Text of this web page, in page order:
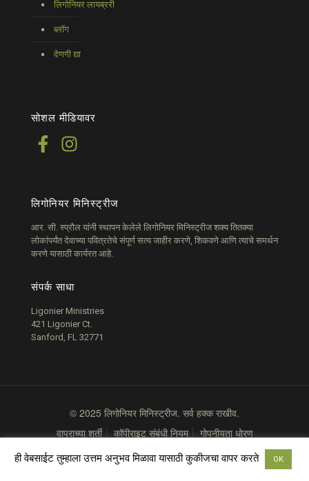
लिगोनियर लायब्ररी
ब्लॉग
देणगी द्या
सोशल मीडियावर
लिगोनियर मिनिस्ट्रीज
आर. सी. स्प्रौल यांनी स्थापन केलेले लिगोनियर मिनिस्ट्रीज शक्य तितक्या
लोकांपर्यंत देवाच्या पवित्रतेचे संपूर्ण सत्य जाहीर करणे, शिकवणे आणि त्याचे समर्थन
करणे यासाठी कार्यरत आहे.
संपर्क साधा
Ligonier Ministries
421 Ligonier Ct.
Sanford, FL 32771
© 2025 लिगोनियर मिनिस्ट्रीज. सर्व हक्क राखीव.
वापराच्या शर्ती
कॉपीराइट संबंधी नियम गोपनीयता धोरण
ही वेबसाईट तुम्हाला उत्तम अनुभव मिळावा यासाठी कुकीजचा वापर करते OK